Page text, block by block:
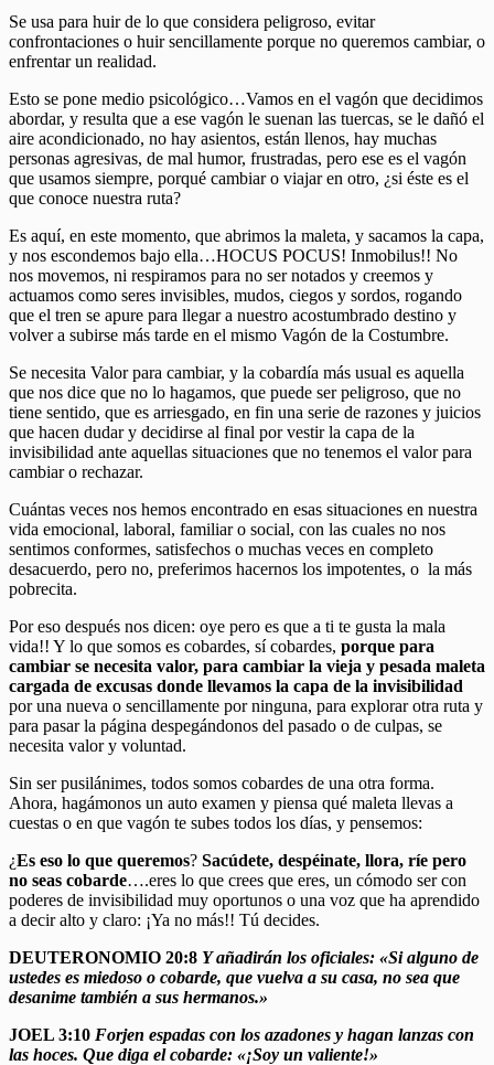
Se usa para huir de lo que considera peligroso, evitar
confrontaciones o huir sencillamente porque no queremos cambiar, o
enfrentar un realidad.
Esto se pone medio psicológico…Vamos en el vagón que decidimos
abordar, y resulta que a ese vagón le suenan las tuercas, se le dañó el
aire acondicionado, no hay asientos, están llenos, hay muchas
personas agresivas, de mal humor, frustradas, pero ese es el vagón
que usamos siempre, porqué cambiar o viajar en otro, ¿si éste es el
que conoce nuestra ruta?
Es aquí, en este momento, que abrimos la maleta, y sacamos la capa,
y nos escondemos bajo ella…HOCUS POCUS! Inmobilus!! No
nos movemos, ni respiramos para no ser notados y creemos y
actuamos como seres invisibles, mudos, ciegos y sordos, rogando
que el tren se apure para llegar a nuestro acostumbrado destino y
volver a subirse más tarde en el mismo Vagón de la Costumbre.
Se necesita Valor para cambiar, y la cobardía más usual es aquella
que nos dice que no lo hagamos, que puede ser peligroso, que no
tiene sentido, que es arriesgado, en fin una serie de razones y juicios
que hacen dudar y decidirse al final por vestir la capa de la
invisibilidad ante aquellas situaciones que no tenemos el valor para
cambiar o rechazar.
Cuántas veces nos hemos encontrado en esas situaciones en nuestra
vida emocional, laboral, familiar o social, con las cuales no nos
sentimos conformes, satisfechos o muchas veces en completo
desacuerdo, pero no, preferimos hacernos los impotentes, o la más
pobrecita.
Por eso después nos dicen: oye pero es que a ti te gusta la mala
vida!! Y lo que somos es cobardes, sí cobardes, porque para
cambiar se necesita valor, para cambiar la vieja y pesada maleta
cargada de excusas donde llevamos la capa de la invisibilidad
por una nueva o sencillamente por ninguna, para explorar otra ruta y
para pasar la página despegándonos del pasado o de culpas, se
necesita valor y voluntad.
Sin ser pusilánimes, todos somos cobardes de una otra forma.
Ahora, hagámonos un auto examen y piensa qué maleta llevas a
cuestas o en que vagón te subes todos los días, y pensemos:
¿Es eso lo que queremos? Sacúdete, despéinate, llora, ríe pero
no seas cobarde….eres lo que crees que eres, un cómodo ser con
poderes de invisibilidad muy oportunos o una voz que ha aprendido
a decir alto y claro: ¡Ya no más!! Tú decides.
DEUTERONOMIO 20:8 Y añadirán los oficiales: «Si alguno de
ustedes es miedoso o cobarde, que vuelva a su casa, no sea que
desanime también a sus hermanos.»
JOEL 3:10 Forjen espadas con los azadones y hagan lanzas con
las hoces. Que diga el cobarde: «¡Soy un valiente!»